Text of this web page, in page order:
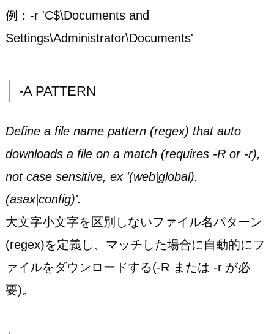
例：-r 'C$\Documents and
Settings\Administrator\Documents'
-A PATTERN
Define a file name pattern (regex) that auto
downloads a file on a match (requires -R or -r),
not case sensitive, ex '(web|global).
(asax|config)'.
大文字小文字を区別しないファイル名パターン
(regex)を定義し、マッチした場合に自動的にフ
ァイルをダウンロードする(-R または -r が必
要)。